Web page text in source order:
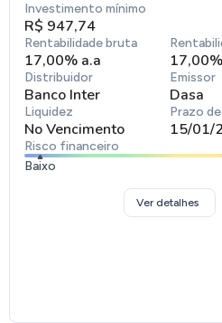
Investimento mínimo
R$ 947,74
Rentabilidade bruta
17,00% a.a
Distribuidor
Banco Inter
Emissor
Dasa
Liquidez
No Vencimento
Prazo
15/01/
Risco financeiro
Baixo
Ver detalhes